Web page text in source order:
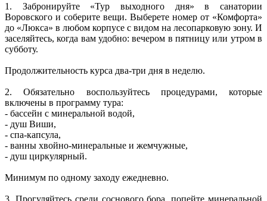
1. Забронируйте «Тур выходного дня» в санатории
Воровского и соберите вещи. Выберете номер от «Комфорта»
до «Люкса» в любом корпусе с видом на лесопарковую зону. И
заселяйтесь, когда вам удобно: вечером в пятницу или утром в
субботу.
Продолжительность курса два-три дня в неделю.
2. Обязательно воспользуйтесь процедурами, которые
включены в программу тура:
- бассейн с минеральной водой,
- душ Виши,
- спа-капсула,
- ванны хвойно-минеральные и жемчужные,
- душ циркулярный.
Минимум по одному заходу ежедневно.
3. Прогуляйтесь среди соснового бора, попейте минеральной